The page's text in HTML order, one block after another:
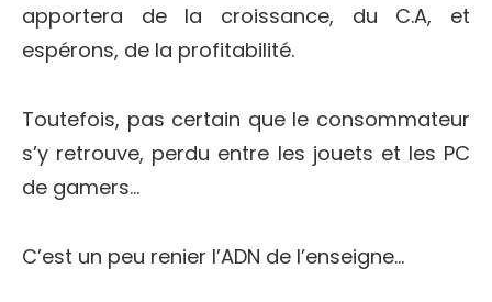
apportera de la croissance, du C.A, et
espérons, de la profitabilité.
Toutefois, pas certain que le consommateur
s’y retrouve, perdu entre les jouets et les PC
de gamers…
C’est un peu renier l’ADN de l’enseigne…